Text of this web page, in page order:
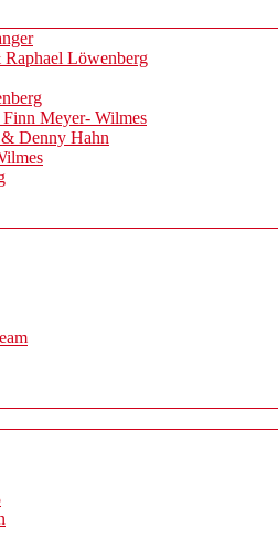
Löwenberg
Meyer- Wilmes
Denny Hahn